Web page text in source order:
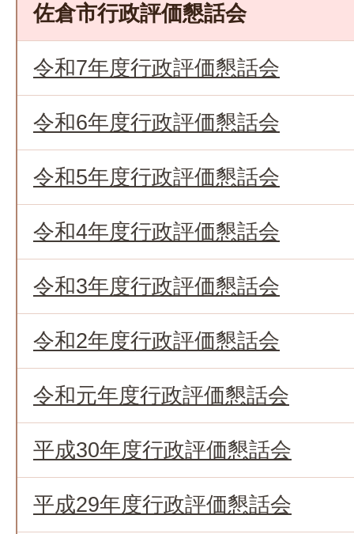
佐倉市行政評価懇話会
令和7年度行政評価懇話会
令和6年度行政評価懇話会
令和5年度行政評価懇話会
令和4年度行政評価懇話会
令和3年度行政評価懇話会
令和2年度行政評価懇話会
令和元年度行政評価懇話会
平成30年度行政評価懇話会
平成29年度行政評価懇話会